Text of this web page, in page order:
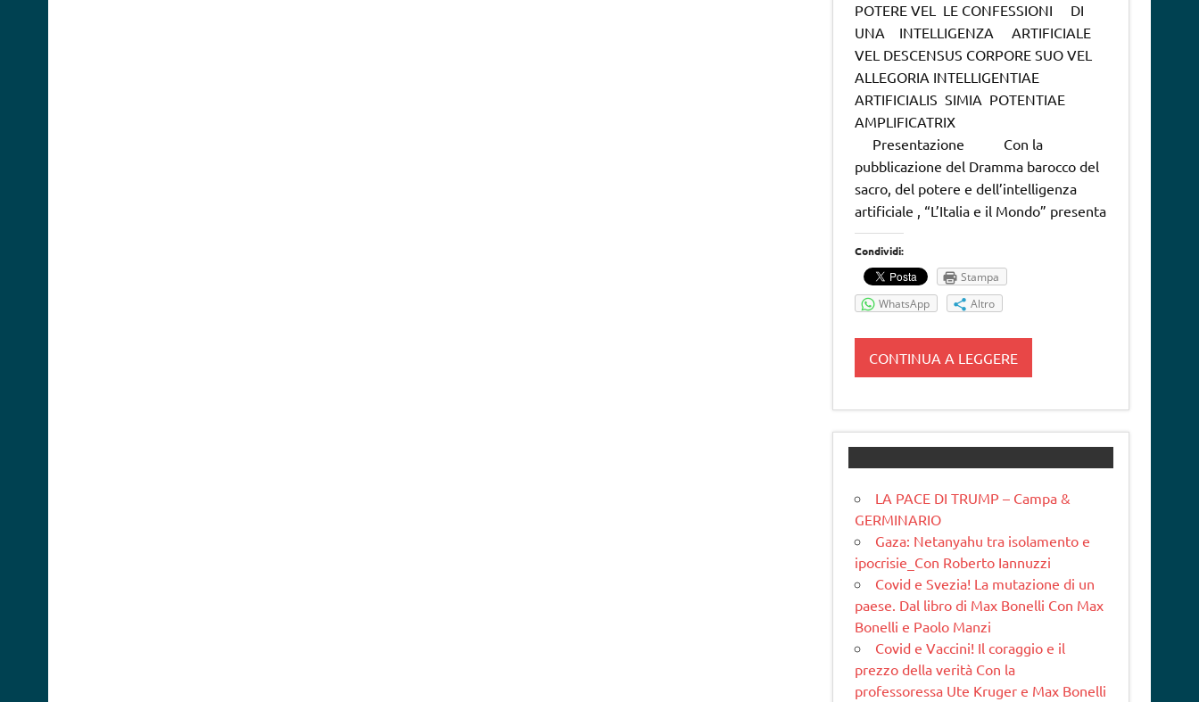
POTERE VEL LE CONFESSIONI DI
UNA INTELLIGENZA ARTIFICIALE
VEL DESCENSUS CORPORE SUO VEL
ALLEGORIA INTELLIGENTIAE
ARTIFICIALIS SIMIA POTENTIAE
AMPLIFICATRIX
Presentazione Con la
pubblicazione del Dramma barocco del
sacro, del potere e dell’intelligenza
artificiale , “L’Italia e il Mondo” presenta
Condividi:
Stampa
WhatsApp
Altro
CONTINUA A LEGGERE
LA PACE DI TRUMP – Campa &
GERMINARIO
Gaza: Netanyahu tra isolamento e
ipocrisie_Con Roberto Iannuzzi
Covid e Svezia! La mutazione di un
paese. Dal libro di Max Bonelli Con Max
Bonelli e Paolo Manzi
Covid e Vaccini! Il coraggio e il
prezzo della verità Con la
professoressa Ute Kruger e Max Bonelli